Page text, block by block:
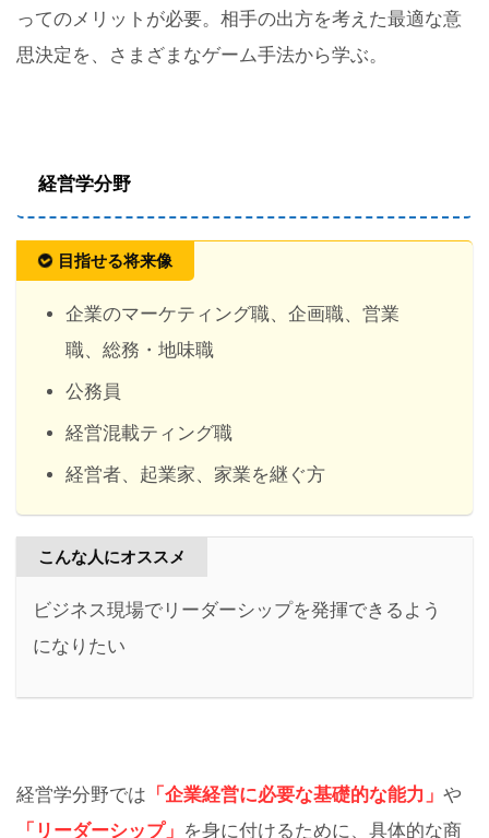
ってのメリットが必要。相手の出方を考えた最適な意
思決定を、さまざまなゲーム手法から学ぶ。
経営学分野
目指せる将来像
企業のマーケティング職、企画職、営業
職、総務・地味職
公務員
経営混載ティング職
経営者、起業家、家業を継ぐ方
こんな人にオススメ
ビジネス現場でリーダーシップを発揮できるよう
になりたい
経営学分野では 「企業経営に必要な基礎的な能力」 や
「リーダーシップ」 を身に付けるために、具体的な商